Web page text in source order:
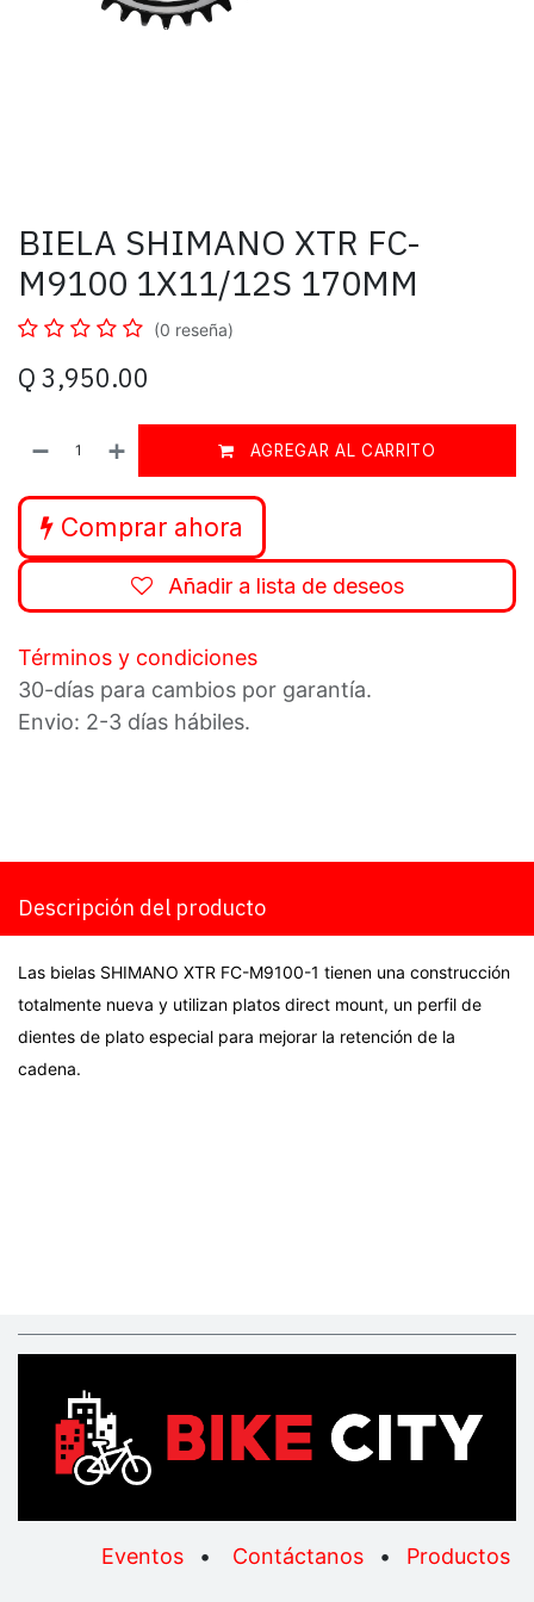
BIELA SHIMANO XTR FC-
M9100 1X11/12S 170MM
(0 reseña)
Q 3,950.00
AGREGAR AL CARRITO
Comprar ahora
Añadir a lista de deseos
Términos y condiciones
30-días para cambios por garantía.
Envio: 2-3 días hábiles.
Descripción del producto
Las bielas SHIMANO XTR FC-M9100-1 tienen una construcción
totalmente nueva y utilizan platos direct mount, un perfil de
dientes de plato especial para mejorar la retención de la
cadena.
Eventos • Contáctanos • Productos